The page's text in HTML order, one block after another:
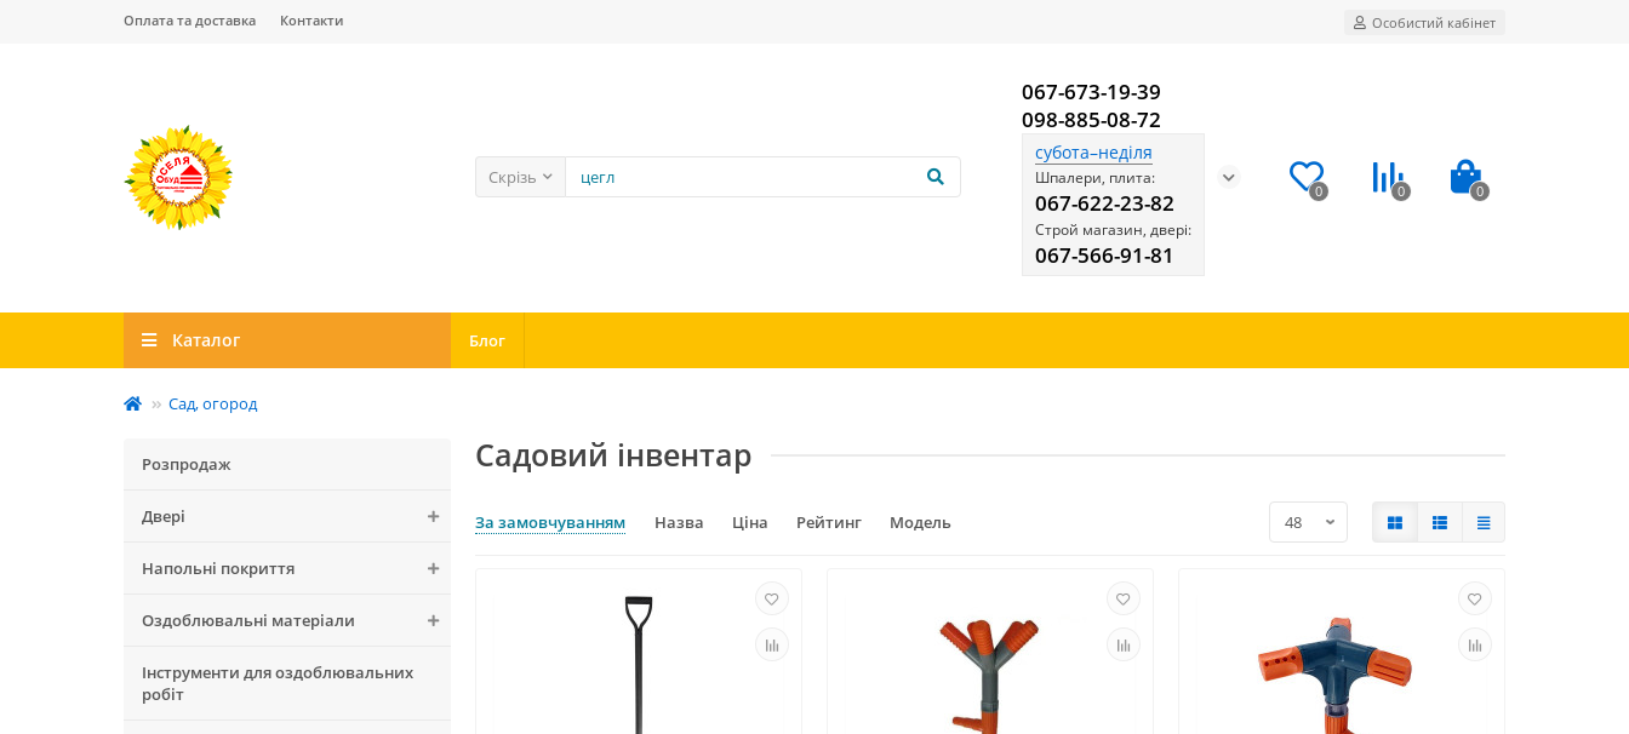
Оплата та доставка Контакти Особистий кабінет
Скрізь
067-673-19-39
098-885-08-72
субота–неділя
Шпалери, плита:
067-622-23-82
Строй магазин, двері:
067-566-91-81
0 0 0
Каталог Блог
Сад, огород
Розпродаж
Двері
Напольні покриття
Оздоблювальні матеріали
Інструменти для оздоблювальних
робіт
Садовий інвентар
За замовчуванням Назва Ціна Рейтинг Модель